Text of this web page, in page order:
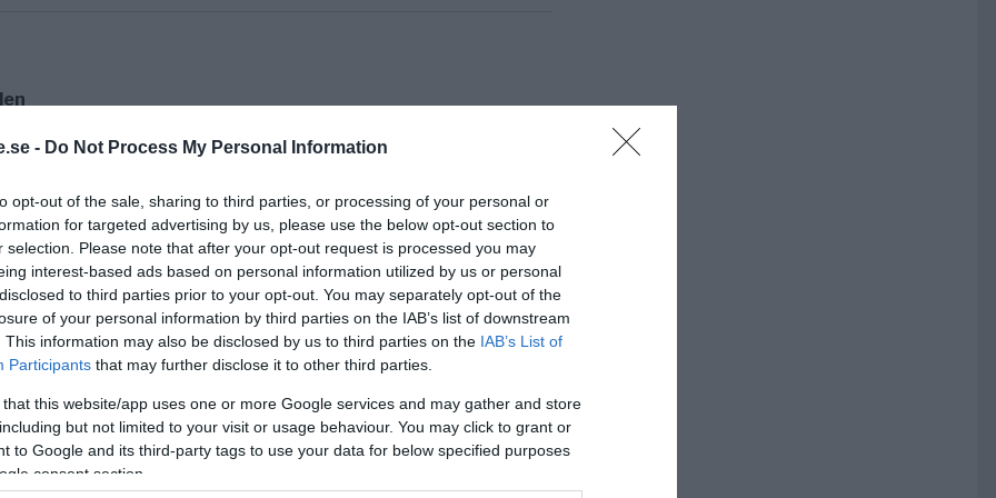
- Do Not Process My Personal Information
opt-out of the sale, sharing to third parties, or processing of your personal or
for targeted advertising by us, please use the below opt-out section to
selection. Please note that after your opt-out request is processed you may
interest-based ads based on personal information utilized by us or personal
to third parties prior to your opt-out. You may separately opt-out of the
of your personal information by third parties on the IAB’s list of downstream
This information may also be disclosed by us to third parties on the IAB’s List of
Participants that may further disclose it to other third parties.
that this website/app uses one or more Google services and may gather and store
but not limited to your visit or usage behaviour. You may click to grant or
to Google and its third-party tags to use your data for below specified purposes
consent section.
Germany became part of Germany, it would not expand
Devaluation Could Harm the World
are worrying that America may be preparing a
skadade